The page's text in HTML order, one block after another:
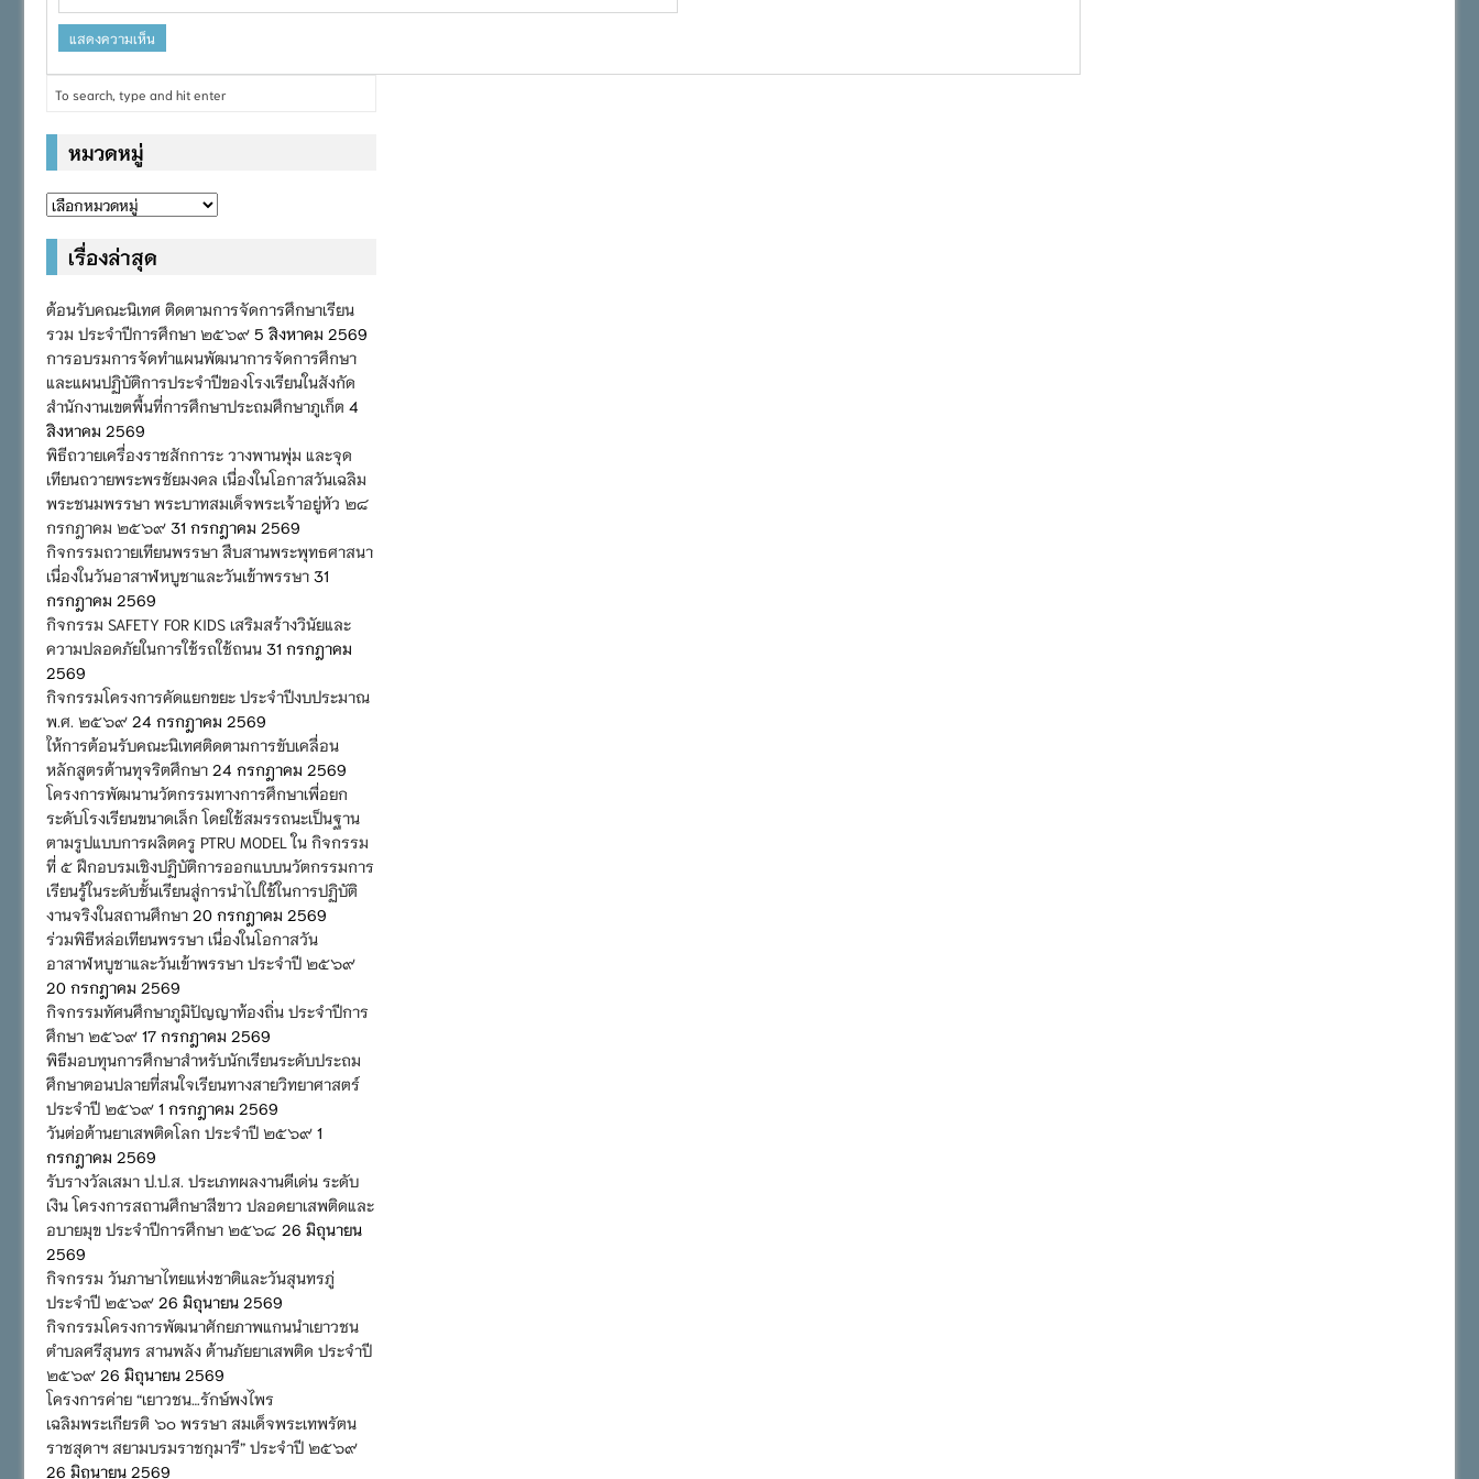
หมวดหมู่
หมวด
เรื่องล่าสุด
ต้อนรับคณะนิเทศ ติดตามการจัดการศึกษาเรียน
รวม ประจำปีการศึกษา ๒๕๖๙ 5 สิงหาคม 2569
การอบรมการจัดทำแผนพัฒนาการจัดการศึกษา
และแผนปฏิบัติการประจำปีของโรงเรียนในสังกัด
สำนักงานเขตพื้นที่การศึกษาประถมศึกษาภูเก็ต 4
สิงหาคม 2569
พิธีถวายเครื่องราชสักการะ วางพานพุ่ม และจุด
เทียนถวายพระพรชัยมงคล เนื่องในโอกาสวันเฉลิม
พระชนมพรรษา พระบาทสมเด็จพระเจ้าอยู่หัว ๒๘
กรกฎาคม ๒๕๖๙ 31 กรกฎาคม 2569
กิจกรรมถวายเทียนพรรษา สืบสานพระพุทธศาสนา
เนื่องในวันอาสาฬหบูชาและวันเข้าพรรษา 31
กรกฎาคม 2569
กิจกรรม SAFETY FOR KIDS เสริมสร้างวินัยและ
ความปลอดภัยในการใช้รถใช้ถนน 31 กรกฎาคม
2569
กิจกรรมโครงการคัดแยกขยะ ประจำปีงบประมาณ
พ.ศ. ๒๕๖๙ 24 กรกฎาคม 2569
ให้การต้อนรับคณะนิเทศติดตามการขับเคลื่อน
หลักสูตรต้านทุจริตศึกษา 24 กรกฎาคม 2569
โครงการพัฒนานวัตกรรมทางการศึกษาเพื่อยก
ระดับโรงเรียนขนาดเล็ก โดยใช้สมรรถนะเป็นฐาน
ตามรูปแบบการผลิตครู PTRU MODEL ใน กิจกรรม
ที่ ๕ ฝึกอบรมเชิงปฏิบัติการออกแบบนวัตกรรมการ
เรียนรู้ในระดับชั้นเรียนสู่การนำไปใช้ในการปฏิบัติ
งานจริงในสถานศึกษา 20 กรกฎาคม 2569
ร่วมพิธีหล่อเทียนพรรษา เนื่องในโอกาสวัน
อาสาฬหบูชาและวันเข้าพรรษา ประจำปี ๒๕๖๙
20 กรกฎาคม 2569
กิจกรรมทัศนศึกษาภูมิปัญญาท้องถิ่น ประจำปีการ
ศึกษา ๒๕๖๙ 17 กรกฎาคม 2569
พิธีมอบทุนการศึกษาสำหรับนักเรียนระดับประถม
ศึกษาตอนปลายที่สนใจเรียนทางสายวิทยาศาสตร์
ประจำปี ๒๕๖๙ 1 กรกฎาคม 2569
วันต่อต้านยาเสพติดโลก ประจำปี ๒๕๖๙ 1
กรกฎาคม 2569
รับรางวัลเสมา ป.ป.ส. ประเภทผลงานดีเด่น ระดับ
เงิน โครงการสถานศึกษาสีขาว ปลอดยาเสพติดและ
อบายมุข ประจำปีการศึกษา ๒๕๖๘ 26 มิถุนายน
2569
กิจกรรม วันภาษาไทยแห่งชาติและวันสุนทรภู่
ประจำปี ๒๕๖๙ 26 มิถุนายน 2569
กิจกรรมโครงการพัฒนาศักยภาพแกนนำเยาวชน
ตำบลศรีสุนทร สานพลัง ต้านภัยยาเสพติด ประจำปี
๒๕๖๙ 26 มิถุนายน 2569
โครงการค่าย “เยาวชน…รักษ์พงไพร
เฉลิมพระเกียรติ ๖๐ พรรษา สมเด็จพระเทพรัตน
ราชสุดาฯ สยามบรมราชกุมารี” ประจำปี ๒๕๖๙
26 มิถุนายน 2569